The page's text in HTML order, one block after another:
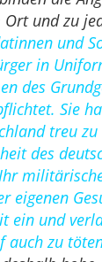
und zu
und
in
des
Sie
treu
des
eigenen
ein und
auch zu